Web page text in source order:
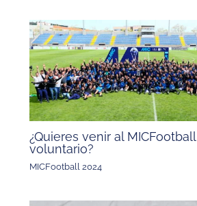
¿Quieres venir al
voluntario?
MICFootball 2024